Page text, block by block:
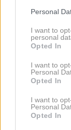
Please note
not limited to
grant or deny
use your data
consent section.
Personal
I want to
personal
Opted In
I want to
Personal
Opted In
I want to
Personal
Opted In
Γιώργος